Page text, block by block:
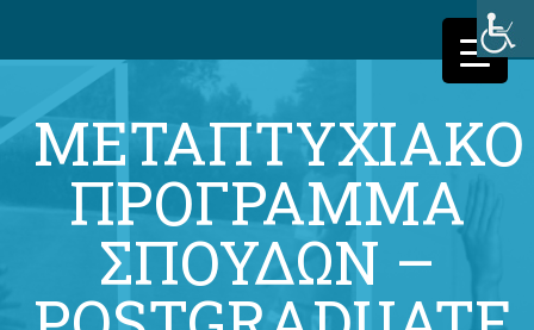
ΜΕΤΑΠΤΥΧΙΑΚΟ
ΠΡΟΓΡΑΜΜΑ
ΣΠΟΥΔΩΝ –